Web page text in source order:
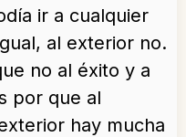
ir a cualquier
al exterior no.
no al éxito y a
por que al
hay mucha